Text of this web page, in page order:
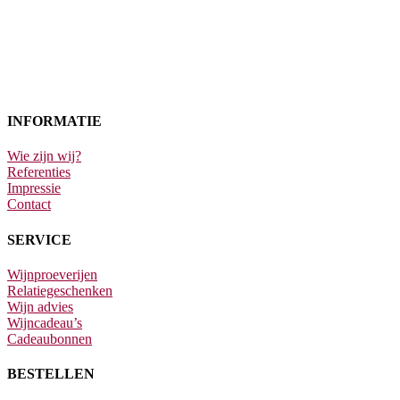
INFORMATIE
Wie zijn wij?
Referenties
Impressie
Contact
SERVICE
Wijnproeverijen
Relatiegeschenken
Wijn advies
Wijncadeau’s
Cadeaubonnen
BESTELLEN